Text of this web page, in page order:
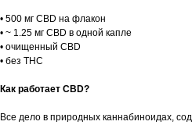
• 500 мг CBD на флакон
• ~ 1.25 мг CBD в одной капле
• очищенный CBD
• без THC
Как работает CBD?
Все дело в природных каннабиноидах,